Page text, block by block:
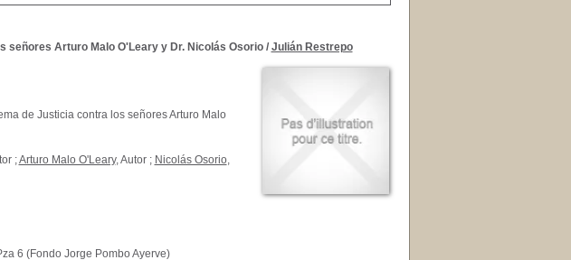
señores Arturo Malo O'Leary y Dr. Nicolás Osorio/ Julián Restrepo
de Justicia contra los señores Arturo Malo
;Arturo Malo O'Leary, Autor ; Nicolás Osorio,
6 (Fondo Jorge Pombo Ayerve)